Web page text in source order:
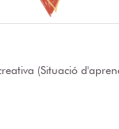
(Situació